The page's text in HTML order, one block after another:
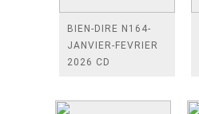
BIEN-DIRE N164-
JANVIER-FEVRIER
2026 CD